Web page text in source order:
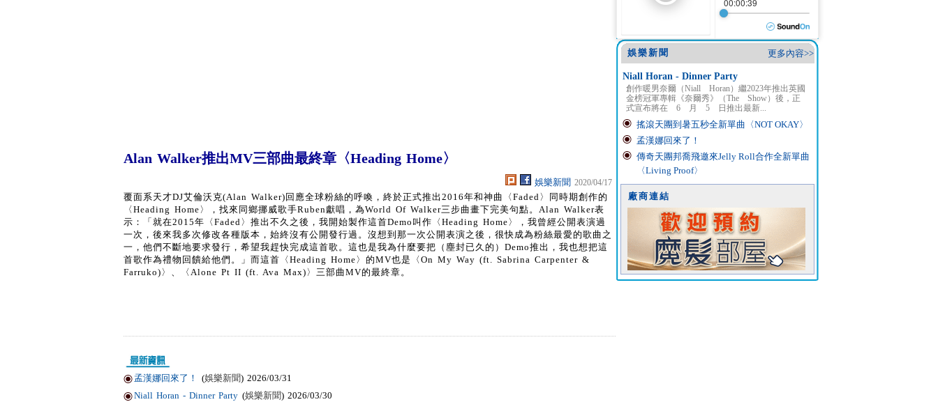
Alan Walker推出MV三部曲最終章〈Heading Home〉
娛樂新聞 2020/04/17
覆面系天才DJ艾倫沃克(Alan Walker)回應全球粉絲的呼喚，終於正式推出2016年和神曲〈Faded〉同時期創作的
〈Heading Home〉，找來同鄉挪威歌手Ruben獻唱，為World Of Walker三步曲畫下完美句點。Alan Walker表
示：「就在2015年〈Faded〉推出不久之後，我開始製作這首Demo叫作〈Heading Home〉，我曾經公開表演過
一次，後來我多次修改各種版本，始終沒有公開發行過。沒想到那一次公開表演之後，很快成為粉絲最愛的歌曲之
一，他們不斷地要求發行，希望我趕快完成這首歌。這也是我為什麼要把（塵封已久的）Demo推出，我也想把這
首歌作為禮物回饋給他們。」而這首〈Heading Home〉的MV也是〈On My Way (ft. Sabrina Carpenter &
Farruko)〉、〈Alone Pt II (ft. Ava Max)〉三部曲MV的最終章。
孟漢娜回來了！ (娛樂新聞) 2026/03/31
Niall Horan - Dinner Party (娛樂新聞) 2026/03/30
更多內容>>
娛樂新聞
Niall Horan - Dinner Party
創作暖男奈爾（Niall Horan）繼2023年推出英國
金榜冠軍專輯《奈爾秀》（The Show）後，正
式宣布將在 6 月 5 日推出最新...
搖滾天團到暑五秒全新單曲〈NOT OKAY〉
孟漢娜回來了！
傳奇天團邦喬飛邀來Jelly Roll合作全新單曲
〈Living Proof〉
廠商連結